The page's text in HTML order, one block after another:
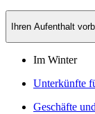
Ihren Aufenthalt
Im Winter
Unterkünfte
Geschäfte